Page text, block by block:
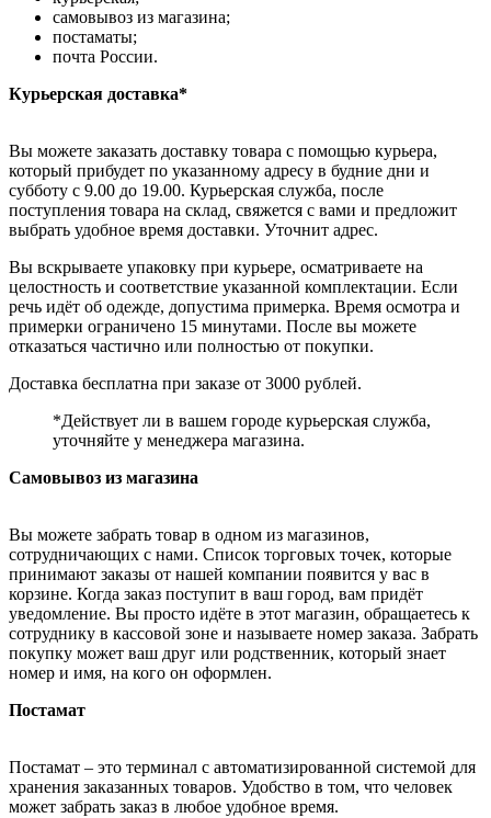
самовывоз из магазина;
постаматы;
почта России.
Курьерская доставка*
Вы можете заказать доставку товара с помощью курьера,
который прибудет по указанному адресу в будние дни и
субботу с 9.00 до 19.00. Курьерская служба, после
поступления товара на склад, свяжется с вами и предложит
выбрать удобное время доставки. Уточнит адрес.
Вы вскрываете упаковку при курьере, осматриваете на
целостность и соответствие указанной комплектации. Если
речь идёт об одежде, допустима примерка. Время осмотра и
примерки ограничено 15 минутами. После вы можете
отказаться частично или полностью от покупки.
Доставка бесплатна при заказе от 3000 рублей.
*Действует ли в вашем городе курьерская служба,
уточняйте у менеджера магазина.
Самовывоз из магазина
Вы можете забрать товар в одном из магазинов,
сотрудничающих с нами. Список торговых точек, которые
принимают заказы от нашей компании появится у вас в
корзине. Когда заказ поступит в ваш город, вам придёт
уведомление. Вы просто идёте в этот магазин, обращаетесь к
сотруднику в кассовой зоне и называете номер заказа. Забрать
покупку может ваш друг или родственник, который знает
номер и имя, на кого он оформлен.
Постамат
Постамат – это терминал с автоматизированной системой для
хранения заказанных товаров. Удобство в том, что человек
может забрать заказ в любое удобное время.